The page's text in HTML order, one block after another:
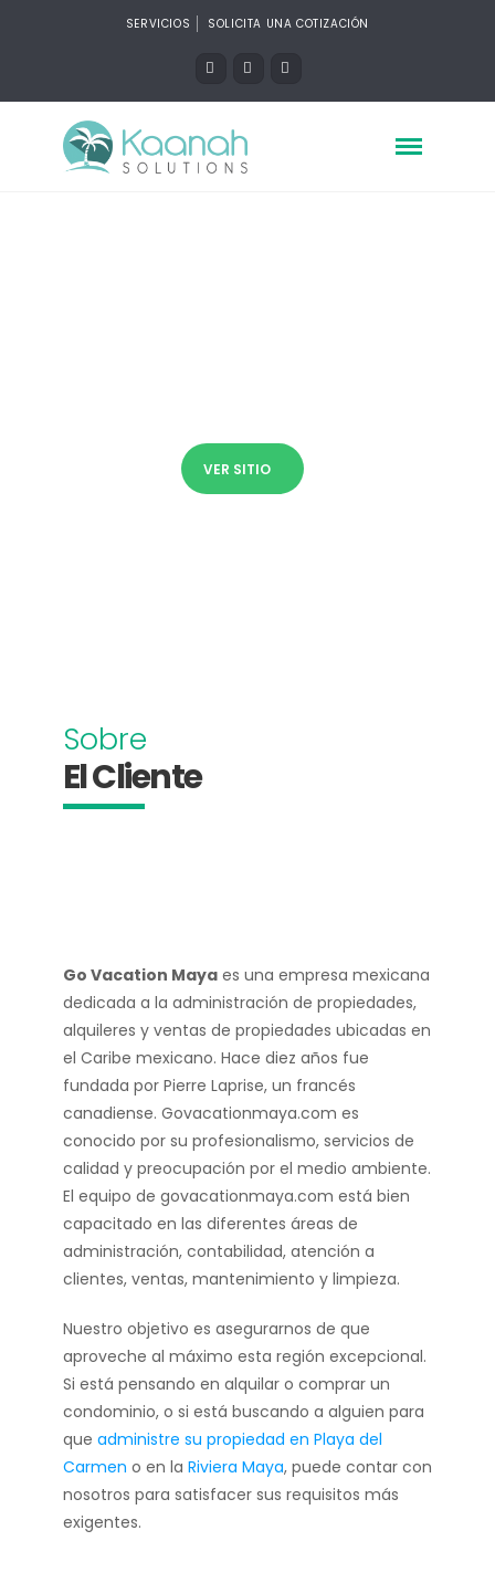
SERVICIOS SOLICITA UNA COTIZACIÓN
VER SITIO
Sobre
El Cliente
Go Vacation Mayaes una empresa mexicana
dedicada a la administración de propiedades,
alquileres y ventas de propiedades ubicadas en
el Caribe mexicano. Hace diez años fue
fundada por Pierre Laprise, un francés
canadiense. Govacationmaya.com es
conocido por su profesionalismo, servicios de
calidad y preocupación por el medio ambiente.
El equipo de govacationmaya.com está bien
capacitado en las diferentes áreas de
administración, contabilidad, atención a
clientes, ventas, mantenimiento y limpieza.
Nuestro objetivo es asegurarnos de que
aproveche al máximo esta región excepcional.
Si está pensando en alquilar o comprar un
condominio, o si está buscando a alguien para
que administre su propiedad en Playa del
Carmen o en la Riviera Maya, puede contar con
nosotros para satisfacer sus requisitos más
exigentes.